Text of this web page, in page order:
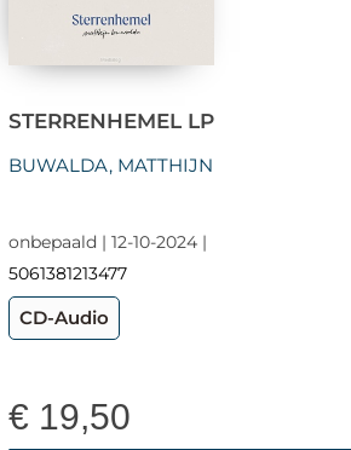
STERRENHEMEL LP
BUWALDA, MATTHIJN
onbepaald | 12-10-2024 |
5061381213477
CD-Audio
€ 19,50